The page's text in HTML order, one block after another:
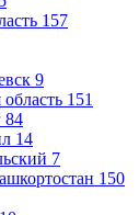
157
9
151
84
14
7
150